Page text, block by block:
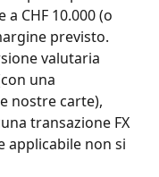
CHF 10.000 (o
previsto.
valutaria
una
nostre carte),
transazione FX
applicabile non si